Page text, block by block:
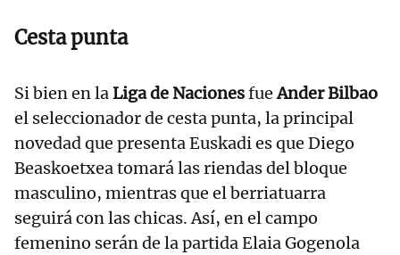
Cesta punta
Si bien en laLiga de NacionesfueAnder Bilbao
el seleccionador de cesta punta, la principal
novedad que presenta Euskadi es que Diego
Beaskoetxea tomará las riendas del bloque
masculino, mientras que el berriatuarra
seguirá con las chicas. Así, en el campo
femenino serán de la partida Elaia Gogenola